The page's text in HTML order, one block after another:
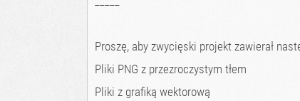
Proszę, aby zwycięski projekt zawierał
Pliki PNG z przezroczystym tłem
Pliki z grafiką wektorową